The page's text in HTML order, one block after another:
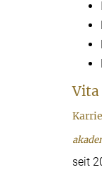
Vita
seit